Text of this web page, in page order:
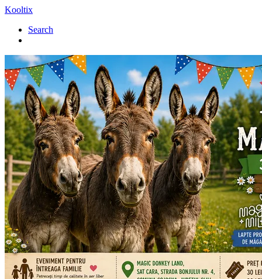
Kooltix
Search